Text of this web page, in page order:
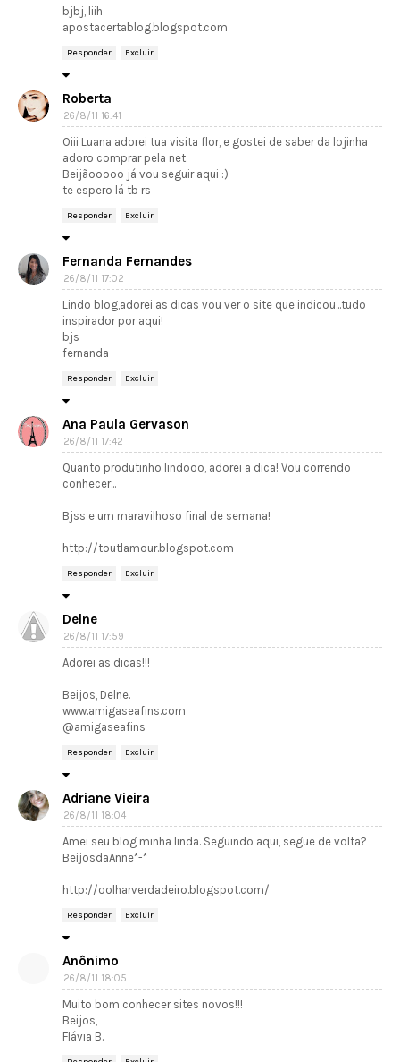
bjbj, liih
apostacertablog.blogspot.com
Responder Excluir
Roberta
26/8/11 16:41
Oiii Luana adorei tua visita flor, e gostei de saber da lojinha
adoro comprar pela net.
Beijãooooo já vou seguir aqui :)
te espero lá tb rs
Responder Excluir
Fernanda Fernandes
26/8/11 17:02
Lindo blog,adorei as dicas vou ver o site que indicou...tudo
inspirador por aqui!
bjs
fernanda
Responder Excluir
Ana Paula Gervason
26/8/11 17:42
Quanto produtinho lindooo, adorei a dica! Vou correndo
conhecer...
Bjss e um maravilhoso final de semana!
http://toutlamour.blogspot.com
Responder Excluir
Delne
26/8/11 17:59
Adorei as dicas!!!
Beijos, Delne.
www.amigaseafins.com
@amigaseafins
Responder Excluir
Adriane Vieira
26/8/11 18:04
Amei seu blog minha linda. Seguindo aqui, segue de volta?
BeijosdaAnne*-*
http://oolharverdadeiro.blogspot.com/
Responder Excluir
Anônimo
26/8/11 18:05
Muito bom conhecer sites novos!!!
Beijos,
Flávia B.